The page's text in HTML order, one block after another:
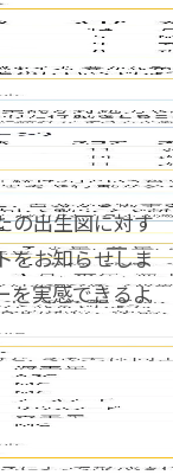
の出生図に対す
をお知らせしま
を実感できるよ